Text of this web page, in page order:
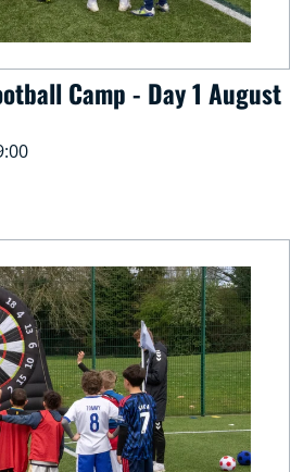
Camp - Day 1 August